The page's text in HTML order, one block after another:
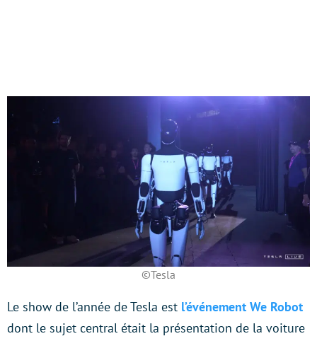
©Tesla
Le show de l’année de Tesla est l’événement We Robot
dont le sujet central était la présentation de la voiture